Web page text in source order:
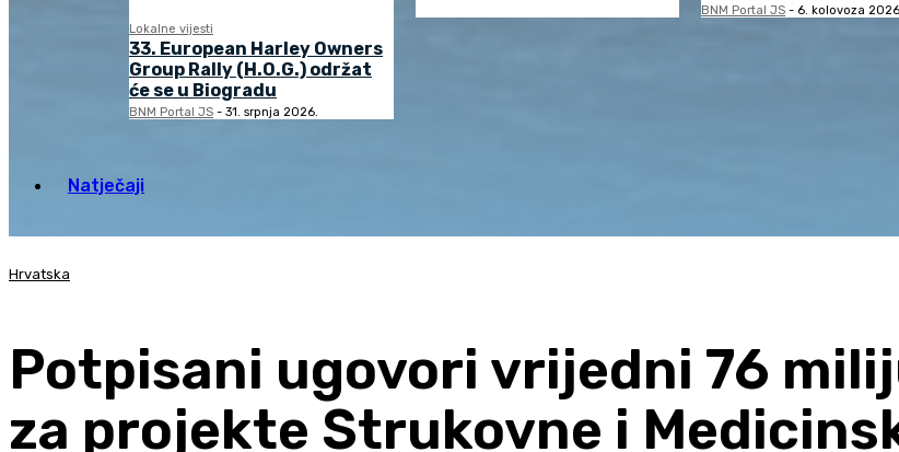
BNM Portal JS - 6. kolovoza
Lokalne vijesti
33. European Harley Owners
Group Rally (H.O.G.) održat
će se u Biogradu
BNM Portal JS - 31. srpnja 2026.
Natječaji
Hrvatska
Potpisani ugovori vrijedni 76
za projekte Strukovne i